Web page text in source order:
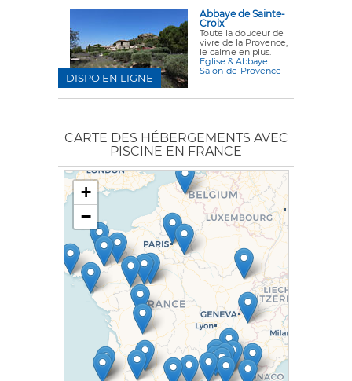
Abbaye de Sainte-
Croix
Toute la douceur de
vivre de la Provence,
le calme en plus.
Eglise & Abbaye
Salon-de-Provence
DISPO EN LIGNE
CARTE DES HÉBERGEMENTS AVEC
PISCINE EN FRANCE
+
−